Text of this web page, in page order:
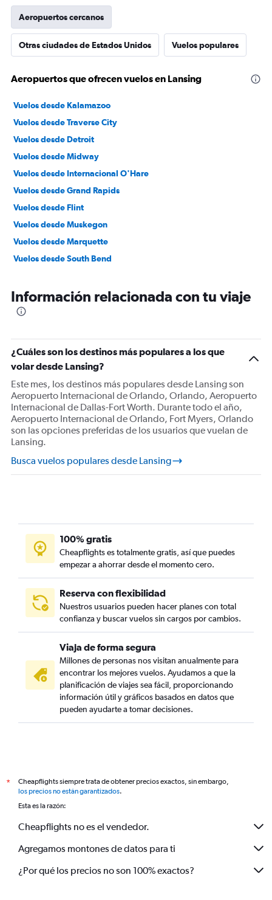
Aeropuertos cercanos
Otras ciudades de Estados Unidos Vuelos populares
Aeropuertos que ofrecen vuelos en Lansing
Vuelos desde Kalamazoo
Vuelos desde Traverse City
Vuelos desde Detroit
Vuelos desde Midway
Vuelos desde Internacional O'Hare
Vuelos desde Grand Rapids
Vuelos desde Flint
Vuelos desde Muskegon
Vuelos desde Marquette
Vuelos desde South Bend
Información relacionada con tu viaje
¿Cuáles son los destinos más populares a los que
volar desde Lansing?
Este mes, los destinos más populares desde Lansing son
Aeropuerto Internacional de Orlando, Orlando, Aeropuerto
Internacional de Dallas-Fort Worth. Durante todo el año,
Aeropuerto Internacional de Orlando, Fort Myers, Orlando
son las opciones preferidas de los usuarios que vuelan de
Lansing.
Busca vuelos populares desde Lansing
100% gratis
Cheapflights es totalmente gratis, así que puedes
empezar a ahorrar desde el momento cero.
Reserva con flexibilidad
Nuestros usuarios pueden hacer planes con total
confianza y buscar vuelos sin cargos por cambios.
Viaja de forma segura
Millones de personas nos visitan anualmente para
encontrar los mejores vuelos. Ayudamos a que la
planificación de viajes sea fácil, proporcionando
información útil y gráficos basados en datos que
pueden ayudarte a tomar decisiones.
*
Cheapflights siempre trata de obtener precios exactos, sin embargo,
los precios no están garantizados.
Esta es la razón:
Cheapflights no es el vendedor.
Agregamos montones de datos para ti
¿Por qué los precios no son 100% exactos?